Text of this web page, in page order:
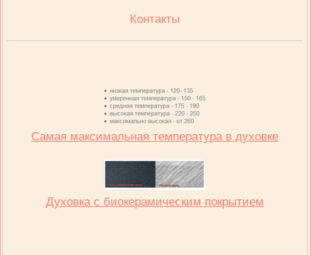
Контакты
Самая максимальная температура в духовке
Духовка с биокерамическим покрытием